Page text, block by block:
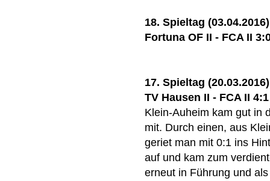
18. Spieltag (03.04.2016)
Fortuna OF II - FCA II
17. Spieltag (20.03.2016)
TV Hausen II - FCA II 4:1
Klein-Auheim kam gut in
mit. Durch einen, aus
geriet man mit 0:1 ins
auf und kam zum
erneut in Führung und